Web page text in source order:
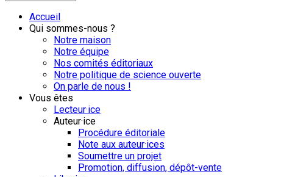
Accueil
Qui sommes-nous ?
Notre maison
Notre équipe
Nos comités éditoriaux
Notre politique de science ouverte
On parle de nous !
Vous êtes
Lecteur·ice
Auteur·ice
Procédure éditoriale
Note aux auteur·ices
Soumettre un projet
Promotion, diffusion, dépôt-vente